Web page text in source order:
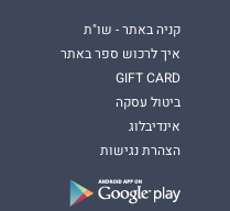
קניה באתר - שו"ת
איך לרכוש ספר באתר
GIFT CARD
ביטול עסקה
אינדיבלוג
הצהרת נגישות